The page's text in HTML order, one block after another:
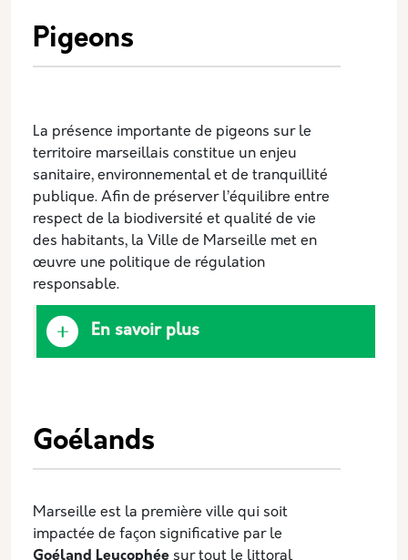
Pigeons
La présence importante de pigeons sur le
territoire marseillais constitue un enjeu
sanitaire, environnemental et de tranquillité
publique. Afin de préserver l’équilibre entre
respect de la biodiversité et qualité de vie
des habitants, la Ville de Marseille met en
œuvre une politique de régulation
responsable.
En savoir plus
Goélands
Marseille est la première ville qui soit
impactée de façon significative par le
Goéland Leucophée sur tout le littoral